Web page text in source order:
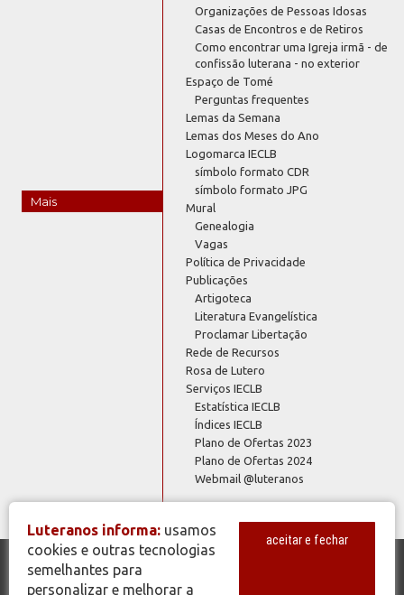
Mais
Organizações de Pessoas Idosas
Casas de Encontros e de Retiros
Como encontrar uma Igreja irmã - de
confissão luterana - no exterior
Espaço de Tomé
Perguntas frequentes
Lemas da Semana
Lemas dos Meses do Ano
Logomarca IECLB
símbolo formato CDR
símbolo formato JPG
Mural
Genealogia
Vagas
Política de Privacidade
Publicações
Artigoteca
Literatura Evangelística
Proclamar Libertação
Rede de Recursos
Rosa de Lutero
Serviços IECLB
Estatística IECLB
Índices IECLB
Plano de Ofertas 2023
Plano de Ofertas 2024
Webmail @luteranos
© Copyright 2026 - Todos os Direitos Reservados - IECLB - Igreja
Luteranos informa: usamos
cookies e outras tecnologias
semelhantes para
personalizar e melhorar a
aceitar e fechar